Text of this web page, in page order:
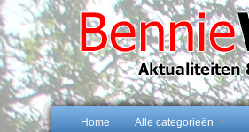
Home Alle categorieën